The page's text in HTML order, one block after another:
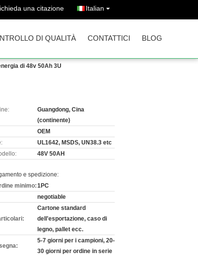
una citazione Italian
DI QUALITÀ CONTATTICI BLOG
di 48v 50Ah 3U
Guangdong, Cina
(continente)
OEM
UL1642, MSDS, UN38.3 etc
48V 50AH
e spedizione:
minimo:1PC
negotiable
Cartone standard
dell'esportazione, caso di
legno, pallet ecc.
5-7 giorni per i campioni, 20-
30 giorni per ordine in serie